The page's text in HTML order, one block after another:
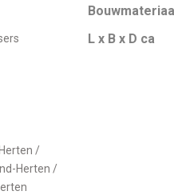
/
Herten /
Bouwmateriaal
L x B x D ca